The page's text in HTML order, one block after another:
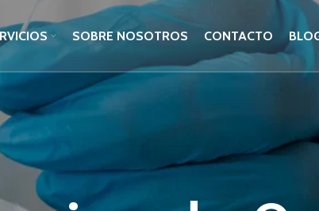
SOBRE NOSOTROS CONTACTO